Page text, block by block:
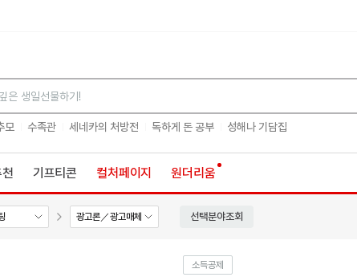
모 수족관 세네카의 처방전 독하게 돈 공부 성해나 기담집
기프티콘 컬처페이지 원더리움
광고론／광고매체 선택분야조회
소득공제